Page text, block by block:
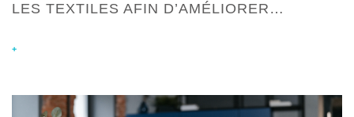
LES TEXTILES AFIN D’AMÉLIORER…
+